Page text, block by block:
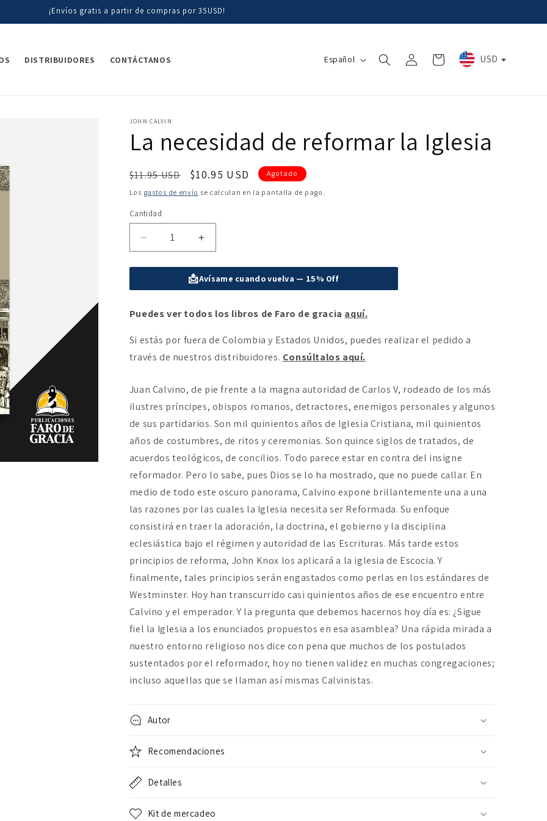
¡Envíos gratis a partir de compras por 35USD!
DISTRIBUIDORES CONTÁCTANOS
m
a
Español
sesión
Carrito USD
JOHN CALVIN
La necesidad de reformar la Iglesia
Precio
habitual
$11.95 USD
Precio
de
$10.95 USD Agotado
Los gastos de envío se calculan en la pantalla de pago.
Cantidad
Reducir
cantidad
para
necesidad
reformar
Iglesia
Aumentar
cantidad
para
La
necesidad
reformar
Iglesia
📩Avísame cuando vuelva — 15% Off
Puedes ver todos los libros de Faro de gracia aquí.
Si estás por fuera de Colombia y Estados Unidos, puedes realizar el pedido a
través de nuestros distribuidores. Consúltalos aquí.
Juan Calvino, de pie frente a la magna autoridad de Carlos V, rodeado de los más
ilustres príncipes, obispos romanos, detractores, enemigos personales y algunos
de sus partidarios. Son mil quinientos años de Iglesia Cristiana, mil quinientos
años de costumbres, de ritos y ceremonias. Son quince siglos de tratados, de
acuerdos teológicos, de concilios. Todo parece estar en contra del insigne
reformador. Pero lo sabe, pues Dios se lo ha mostrado, que no puede callar. En
medio de todo este oscuro panorama, Calvino expone brillantemente una a una
las razones por las cuales la Iglesia necesita ser Reformada. Su enfoque
consistirá en traer la adoración, la doctrina, el gobierno y la disciplina
eclesiástica bajo el régimen y autoridad de las Escrituras. Más tarde estos
principios de reforma, John Knox los aplicará a la iglesia de Escocia. Y
finalmente, tales principios serán engastados como perlas en los estándares de
Westminster. Hoy han transcurrido casi quinientos años de ese encuentro entre
Calvino y el emperador. Y la pregunta que debemos hacernos hoy día es: ¿Sigue
fiel la Iglesia a los enunciados propuestos en esa asamblea? Una rápida mirada a
nuestro entorno religioso nos dice con pena que muchos de los postulados
sustentados por el reformador, hoy no tienen validez en muchas congregaciones;
incluso aquellas que se llaman así mismas Calvinistas.
Autor
Recomendaciones
Detalles
Kit de mercadeo